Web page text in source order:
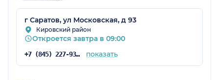
г Саратов, ул Московская, д 93
Кировский район
Откроется завтра в 09:00
+7 (845) 227-93-00 показать